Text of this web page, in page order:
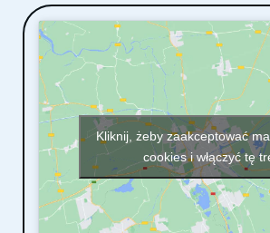
Kliknij, żeby zaakceptować
cookies i włączyć tę